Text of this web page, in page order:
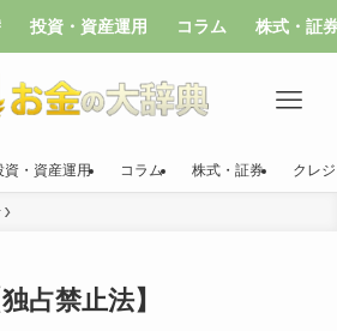
投資・資産運用 コラム 株式・証
資・資産運用 コラム 株式・証券 クレ
占禁止法】